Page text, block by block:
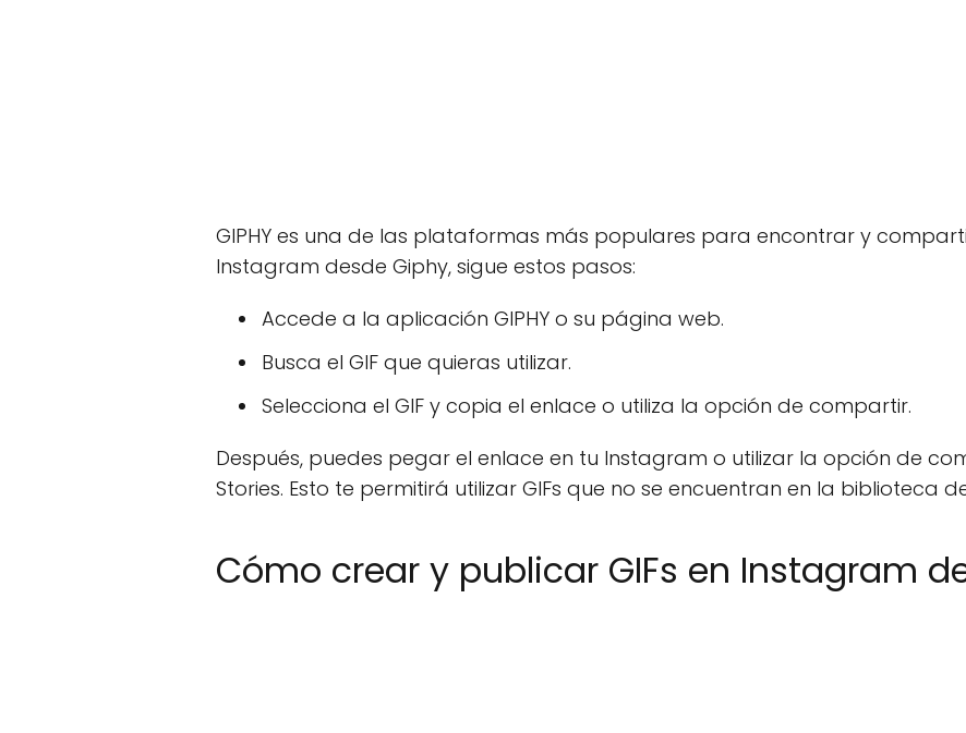
GIPHY es una de las plataformas más populares para encontrar y
Instagram desde Giphy, sigue estos pasos:
Accede a la aplicación GIPHY o su página web.
Busca el GIF que quieras utilizar.
Selecciona el GIF y copia el enlace o utiliza la opción de compartir.
Después, puedes pegar el enlace en tu Instagram o utilizar la opción de
Stories. Esto te permitirá utilizar GIFs que no se encuentran en la biblioteca
Cómo crear y publicar GIFs en Instagram